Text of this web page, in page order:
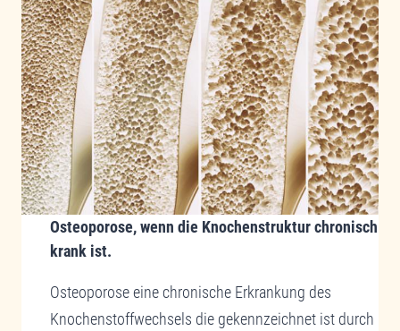
VON
CHRONISCHEN
STOFFWECHSELERKRANKUNGEN
UND
HAUTERKRANKUNGEN.
PRÄVENTION
MIT
ORTHOMOLEKULARER
MEDIZIN
UND
MIKRONÄHRSTOFFEN
Osteoporose, wenn die Knochenstruktur chronisch
krank ist.
Osteoporose eine chronische Erkrankung des
Knochenstoffwechsels die gekennzeichnet ist durch